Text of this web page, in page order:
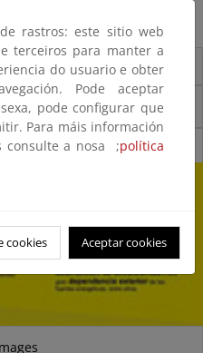
rastros: este sitio web
terceiros para manter a
do usuario e obter
Pode aceptar
pode configurar que
Para máis información
consulte a nosa ;política
cookies Aceptar cookies